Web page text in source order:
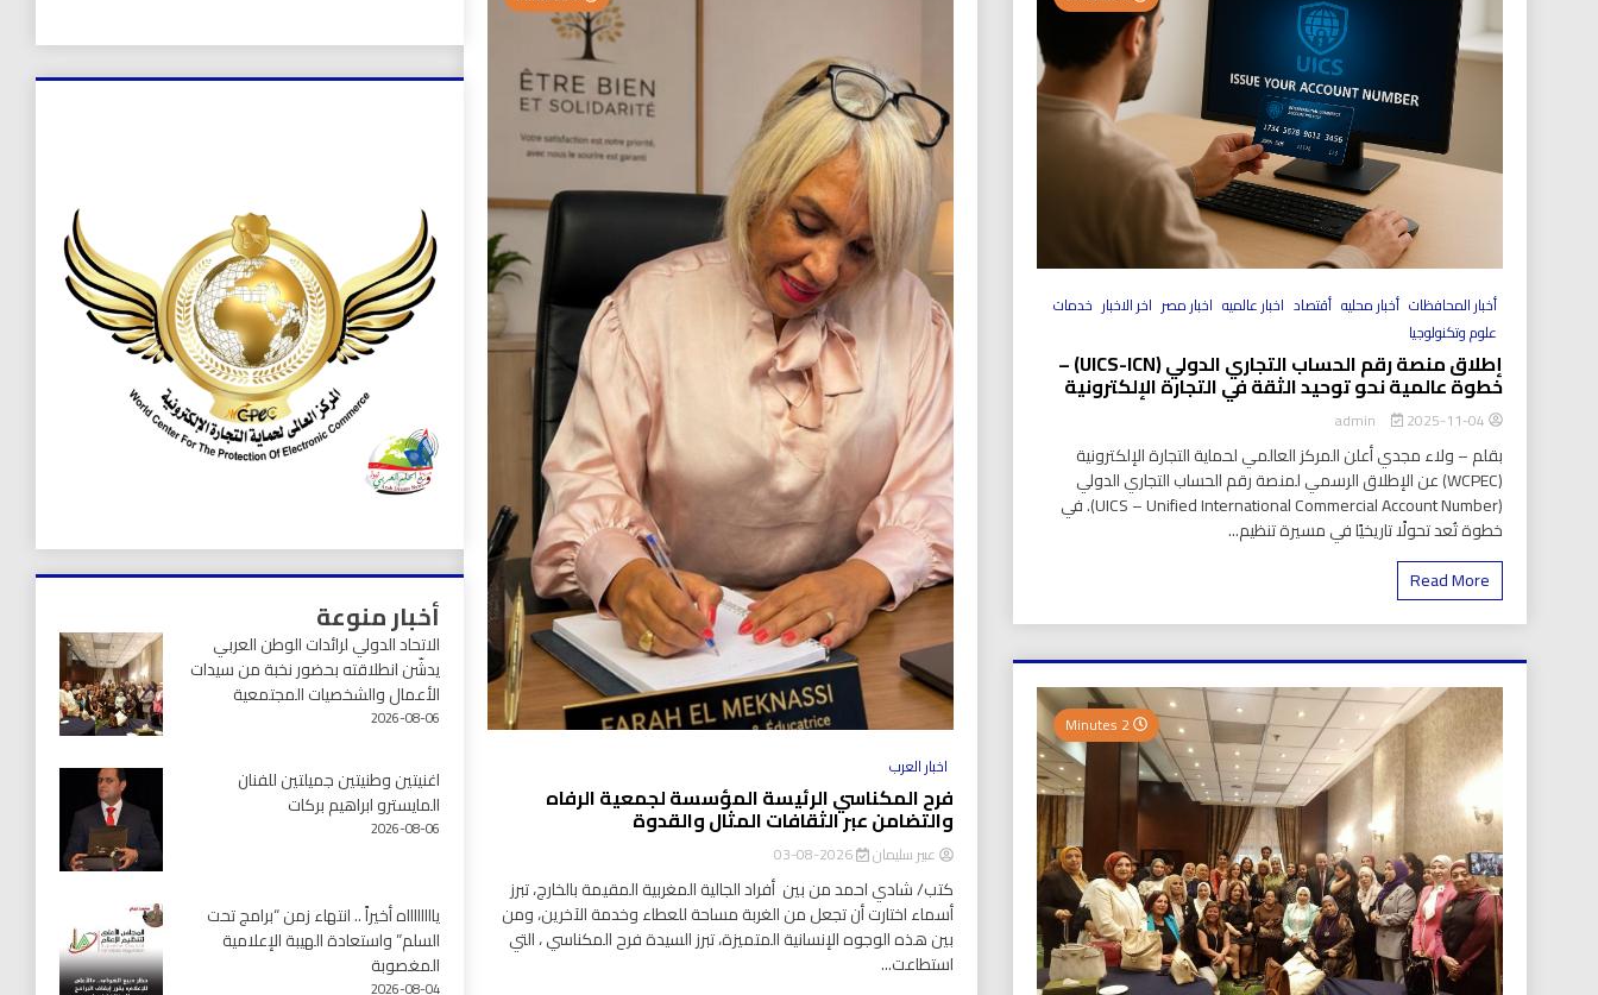
أخبار المحافظات أخبار محليه أقتصاد اخبار عالميه اخبار مصر اخر الاخبار خدمات
علوم وتكنولوجيا
إطلاق منصة رقم الحساب التجاري الدولي (UICS-ICN) –
خطوة عالمية نحو توحيد الثقة في التجارة الإلكترونية
2025-11-04
بقلم – ولاء مجدي أعلن المركز العالمي لحماية التجارة الإلكترونية
(WCPEC) عن الإطلاق الرسمي لمنصة رقم الحساب التجاري الدولي
(UICS – Unified International Commercial Account Number). في
خطوة تُعد تحولًا تاريخيًا في مسيرة تنظيم...
Read More
2 Minutes
اخبار العرب
فرح المكناسي الرئيسة المؤسسة لجمعية الرفاه
والتضامن عبر الثقافات المثال والقدوة
عبير سليمان 2026-08-03
كتب/ شادي احمد من بين أفراد الجالية المغربية المقيمة بالخارج، تبرز
أسماء اختارت أن تجعل من الغربة مساحة للعطاء وخدمة الآخرين، ومن
بين هذه الوجوه الإنسانية المتميزة، تبرز السيدة فرح المكناسي ، التي
استطاعت...
أخبار منوعة
الاتحاد الدولي لرائدات الوطن العربي
يدشّن انطلاقته بحضور نخبة من سيدات
الأعمال والشخصيات المجتمعية
2026-08-06
اغنيتين وطنيتين جميلتين للفنان
المايسترو ابراهيم بركات
2026-08-06
يااااااااه أخيراً .. انتهاء زمن “برامج تحت
السلم” واستعادة الهيبة الإعلامية
المغصوبة
2026-08-04